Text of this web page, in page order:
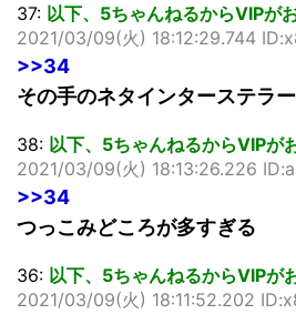
37: 以下、5ちゃんねるからVIPが
2021/03/09(火) 18:12:29.744
>>34
その手のネタインターステラ
38: 以下、5ちゃんねるからVIPが
2021/03/09(火) 18:13:26.226
>>34
つっこみどころが多すぎる
36: 以下、5ちゃんねるからVIPが
2021/03/09(火) 18:11:52.202